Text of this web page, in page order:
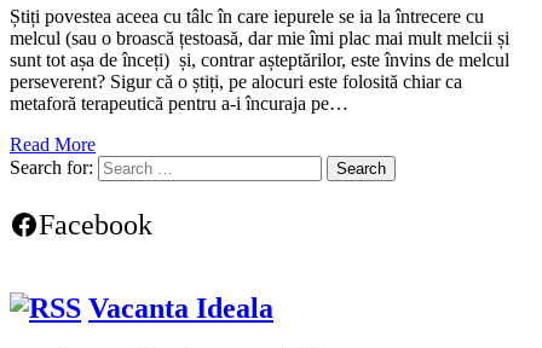
Știți povestea aceea cu tâlc în care iepurele se ia la întrecere cu
melcul (sau o broască țestoasă, dar mie îmi plac mai mult melcii și
sunt tot așa de înceți) și, contrar așteptărilor, este învins de melcul
perseverent? Sigur că o știți, pe alocuri este folosită chiar ca
metaforă terapeutică pentru a-i încuraja pe…
Read More
Search for:
Facebook
Vacanta Ideala